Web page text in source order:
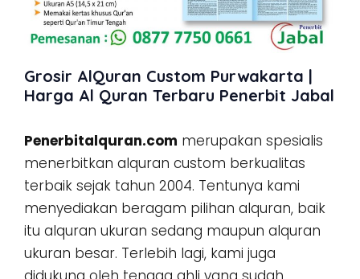
Grosir AlQuran Custom Purwakarta |
Harga Al Quran Terbaru Penerbit Jabal
Penerbitalquran.com merupakan spesialis
menerbitkan alquran custom berkualitas
terbaik sejak tahun 2004. Tentunya kami
menyediakan beragam pilihan alquran, baik
itu alquran ukuran sedang maupun alquran
ukuran besar. Terlebih lagi, kami juga